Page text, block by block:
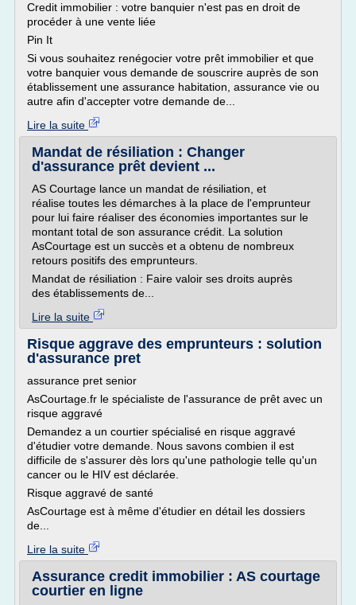
Credit immobilier : votre banquier n'est pas en droit de
procéder à une vente liée
Pin It
Si vous souhaitez renégocier votre prêt immobilier et que
votre banquier vous demande de souscrire auprès de son
établissement une assurance habitation, assurance vie ou
autre afin d'accepter votre demande de...
Lire la suite
Mandat de résiliation : Changer
d'assurance prêt devient ...
AS Courtage lance un mandat de résiliation, et
réalise toutes les démarches à la place de l'emprunteur
pour lui faire réaliser des économies importantes sur le
montant total de son assurance crédit. La solution
AsCourtage est un succès et a obtenu de nombreux
retours positifs des emprunteurs.
Mandat de résiliation : Faire valoir ses droits auprès
des établissements de...
Lire la suite
Risque aggrave des emprunteurs : solution
d'assurance pret
assurance pret senior
AsCourtage.fr le spécialiste de l'assurance de prêt avec un
risque aggravé
Demandez a un courtier spécialisé en risque aggravé
d'étudier votre demande. Nous savons combien il est
difficile de s'assurer dès lors qu'une pathologie telle qu'un
cancer ou le HIV est déclarée.
Risque aggravé de santé
AsCourtage est à même d'étudier en détail les dossiers
de...
Lire la suite
Assurance credit immobilier : AS courtage
courtier en ligne